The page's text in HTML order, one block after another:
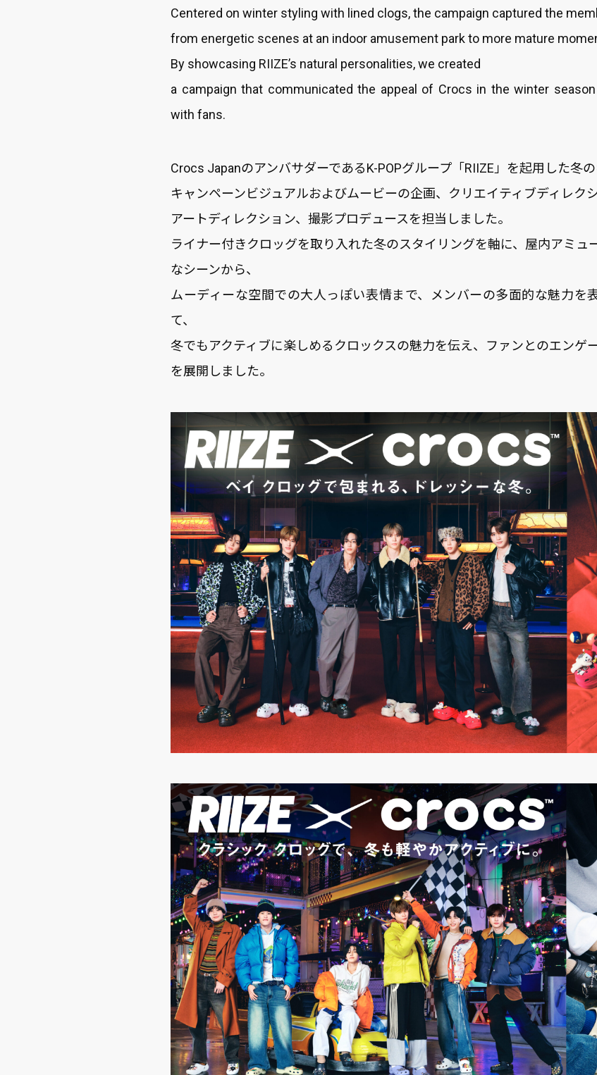
Centered on winter styling with lined clogs, the campaign captured the
from energetic scenes at an indoor amusement park to more mature
By showcasing RIIZE’s natural personalities, we created
a campaign that communicated the appeal of Crocs in the winter
with fans.
Crocs JapanのアンバサダーであるK-POPグループ「RIIZE」を起用した冬の
キャンペーンビジュアルおよびムービーの企画、クリエイティブディレクシ
アートディレクション、撮影プロデュースを担当しました。
ライナー付きクロッグを取り入れた冬のスタイリングを軸に、屋内アミュ
なシーンから、
ムーディーな空間での大人っぽい表情まで、メンバーの多面的な魅力を
て、
冬でもアクティブに楽しめるクロックスの魅力を伝え、ファンとのエンゲ
を展開しました。